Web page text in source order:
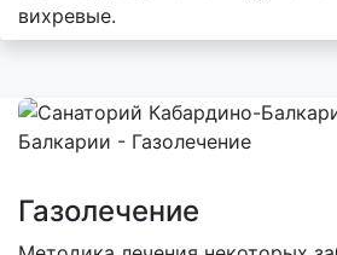
вихревые.
Газолечение